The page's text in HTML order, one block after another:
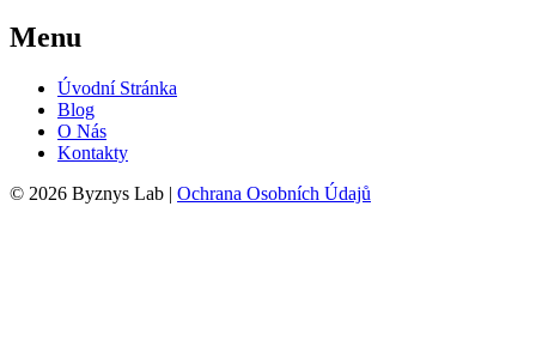
Menu
Úvodní Stránka
Blog
O Nás
Kontakty
© 2026 Byznys Lab | Ochrana Osobních Údajů